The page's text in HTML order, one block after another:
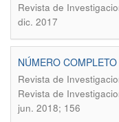
Revista de
dic. 2017
NÚMERO COMPLETO
Revista de
Revista de
jun. 2018; 156